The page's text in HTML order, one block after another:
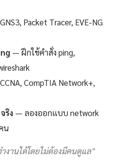
Packet Tracer, EVE-NG
— ฝึกใช้คำสั่ง ping,
CompTIA Network+,
ริง — ลองออกแบบ network
น
านได้โดยไม่ต้องมีคนดูแล"